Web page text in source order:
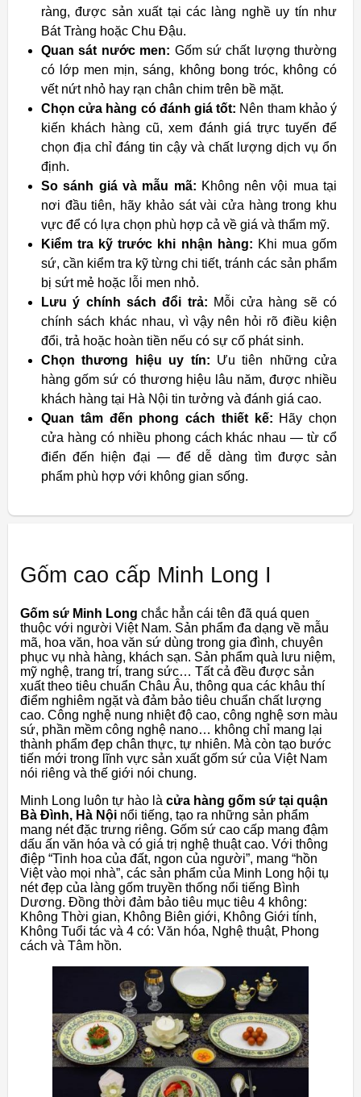
ràng, được sản xuất tại các làng nghề uy tín như
Bát Tràng hoặc Chu Đậu.
Quan sát nước men: Gốm sứ chất lượng thường
có lớp men mịn, sáng, không bong tróc, không có
vết nứt nhỏ hay rạn chân chim trên bề mặt.
Chọn cửa hàng có đánh giá tốt: Nên tham khảo ý
kiến khách hàng cũ, xem đánh giá trực tuyến để
chọn địa chỉ đáng tin cậy và chất lượng dịch vụ ổn
định.
So sánh giá và mẫu mã: Không nên vội mua tại
nơi đầu tiên, hãy khảo sát vài cửa hàng trong khu
vực để có lựa chọn phù hợp cả về giá và thẩm mỹ.
Kiểm tra kỹ trước khi nhận hàng: Khi mua gốm
sứ, cần kiểm tra kỹ từng chi tiết, tránh các sản phẩm
bị sứt mẻ hoặc lỗi men nhỏ.
Lưu ý chính sách đổi trả: Mỗi cửa hàng sẽ có
chính sách khác nhau, vì vậy nên hỏi rõ điều kiện
đổi, trả hoặc hoàn tiền nếu có sự cố phát sinh.
Chọn thương hiệu uy tín: Ưu tiên những cửa
hàng gốm sứ có thương hiệu lâu năm, được nhiều
khách hàng tại Hà Nội tin tưởng và đánh giá cao.
Quan tâm đến phong cách thiết kế: Hãy chọn
cửa hàng có nhiều phong cách khác nhau — từ cổ
điển đến hiện đại — để dễ dàng tìm được sản
phẩm phù hợp với không gian sống.
Gốm cao cấp Minh Long I
Gốm sứ Minh Long chắc hẳn cái tên đã quá quen
thuộc với người Việt Nam. Sản phẩm đa dạng về mẫu
mã, hoa văn, hoa văn sứ dùng trong gia đình, chuyên
phục vụ nhà hàng, khách sạn. Sản phẩm quà lưu niệm,
mỹ nghệ, trang trí, trang sức… Tất cả đều được sản
xuất theo tiêu chuẩn Châu Âu, thông qua các khâu thí
điểm nghiêm ngặt và đảm bảo tiêu chuẩn chất lượng
cao. Công nghệ nung nhiệt độ cao, công nghệ sơn màu
sứ, phần mềm công nghệ nano… không chỉ mang lại
thành phẩm đẹp chân thực, tự nhiên. Mà còn tạo bước
tiến mới trong lĩnh vực sản xuất gốm sứ của Việt Nam
nói riêng và thế giới nói chung.
Minh Long luôn tự hào là cửa hàng gốm sứ tại quận
Bà Đình, Hà Nội nổi tiếng, tạo ra những sản phẩm
mang nét đặc trưng riêng. Gốm sứ cao cấp mang đậm
dấu ấn văn hóa và có giá trị nghệ thuật cao. Với thông
điệp “Tinh hoa của đất, ngon của người”, mang “hồn
Việt vào mọi nhà”, các sản phẩm của Minh Long hội tụ
nét đẹp của làng gốm truyền thống nổi tiếng Bình
Dương. Đồng thời đảm bảo tiêu mục tiêu 4 không:
Không Thời gian, Không Biên giới, Không Giới tính,
Không Tuổi tác và 4 có: Văn hóa, Nghệ thuật, Phong
cách và Tâm hồn.